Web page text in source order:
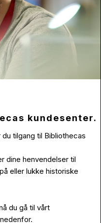
kundesenter.
tilgang til Bibliothecas
dine henvendelser til
eller lukke historiske
du gå til vårt